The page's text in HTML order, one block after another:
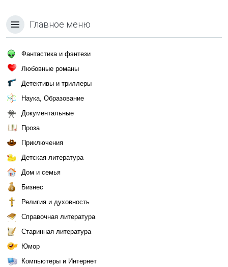
Главное меню
Фантастика и фэнтези
Любовные романы
Детективы и триллеры
Наука, Образование
Документальные
Проза
Приключения
Детская литература
Дом и семья
Бизнес
Религия и духовность
Справочная литература
Старинная литература
Юмор
Компьютеры и Интернет